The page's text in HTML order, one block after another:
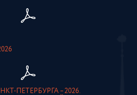
ПЕТЕРБУРГА – 2026.